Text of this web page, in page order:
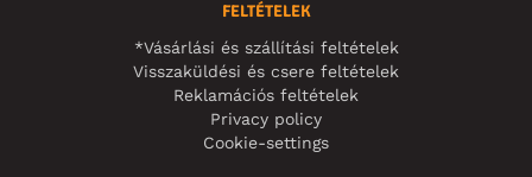
FELTÉTELEK
*Vásárlási és szállítási feltételek
Visszaküldési és csere feltételek
Reklamációs feltételek
Privacy policy
Cookie-settings